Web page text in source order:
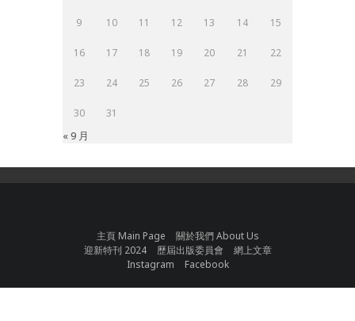
9 10 11 12 13 14 15
16 17 18 19 20 21 22
23 24 25 26 27 28 29
30 31
« 9 月
主頁 Main Page
關於我們 About Us
迎新特刊 2024
歷屆出版委員會
網上文章
Instagram
Facebook